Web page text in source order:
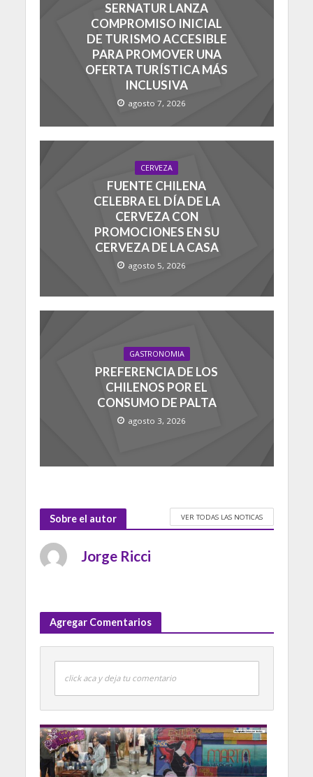
SERNATUR LANZA
COMPROMISO INICIAL
DE TURISMO ACCESIBLE
PARA PROMOVER UNA
OFERTA TURÍSTICA MÁS
INCLUSIVA
agosto 7, 2026
CERVEZA
FUENTE CHILENA
CELEBRA EL DÍA DE LA
CERVEZA CON
PROMOCIONES EN SU
CERVEZA DE LA CASA
agosto 5, 2026
GASTRONOMIA
PREFERENCIA DE LOS
CHILENOS POR EL
CONSUMO DE PALTA
agosto 3, 2026
Sobre el autor VER TODAS LAS NOTICAS
Jorge Ricci
Agregar Comentarios
click aca y deja tu comentario